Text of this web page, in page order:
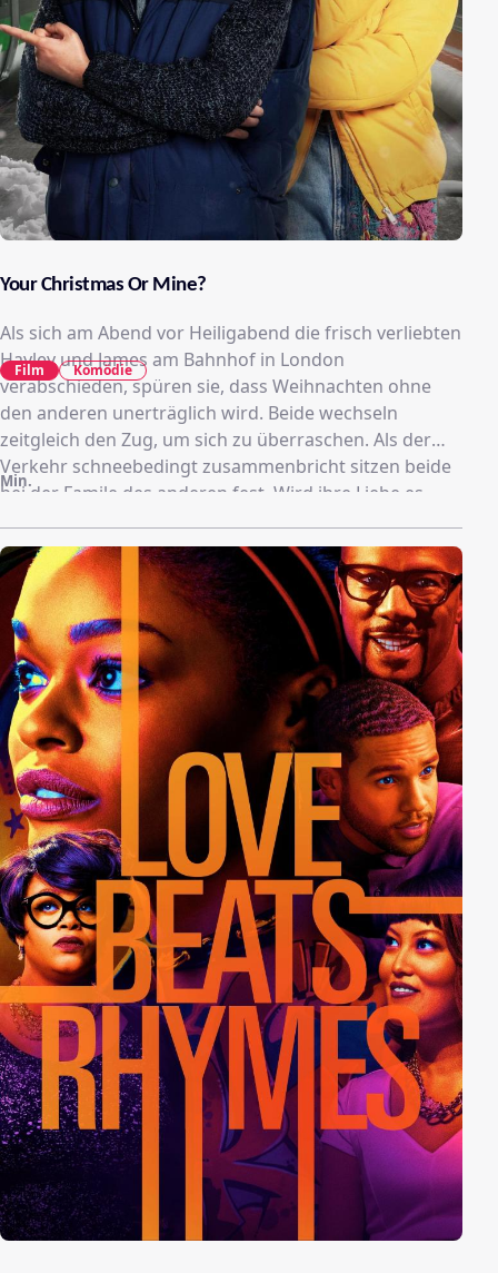
Your Christmas Or Mine?
Als sich am Abend vor Heiligabend die frisch verliebten
Hayley und James am Bahnhof in London
verabschieden, spüren sie, dass Weihnachten ohne
den anderen unerträglich wird. Beide wechseln
zeitgleich den Zug, um sich zu überraschen. Als der
Verkehr schneebedingt zusammenbricht sitzen beide
bei der Famile des anderen fest. Wird ihre Liebe es
kommen?
Min.
Film Komödie